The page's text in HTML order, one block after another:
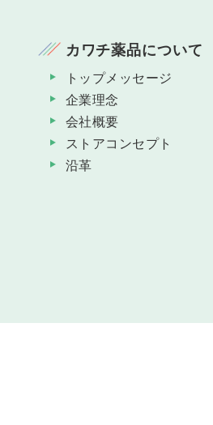
カワチ薬品について
トップメッセージ
企業理念
会社概要
ストアコンセプト
沿革